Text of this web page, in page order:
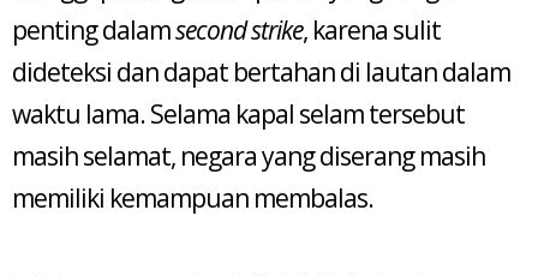
penting dalamsecond strike, karena sulit
dideteksi dan dapat bertahan di lautan dalam
waktu lama. Selama kapal selam tersebut
masih selamat, negara yang diserang masih
memiliki kemampuan membalas.